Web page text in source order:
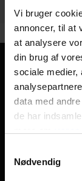
Vi bruger
annoncer, til at
at analysere
din brug af
sociale medier,
data med
de har
Nødvendig
Beskyt dit
Du er godt i
verden, der
er det med
mindset.